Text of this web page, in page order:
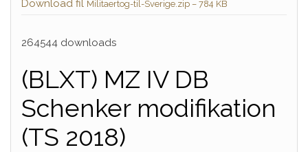
Download fil Militaertog-til-Sverige.zip – 784 KB
264544 downloads
(BLXT) MZ IV DB
Schenker modifikation
(TS 2018)